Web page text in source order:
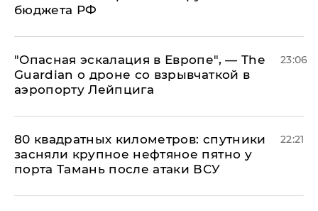
бюджета РФ
"Опасная эскалация в Европе", — The
Guardian о дроне со взрывчаткой в
аэропорту Лейпцига
23:06
80 квадратных километров: спутники
засняли крупное нефтяное пятно у
порта Тамань после атаки ВСУ
22:21